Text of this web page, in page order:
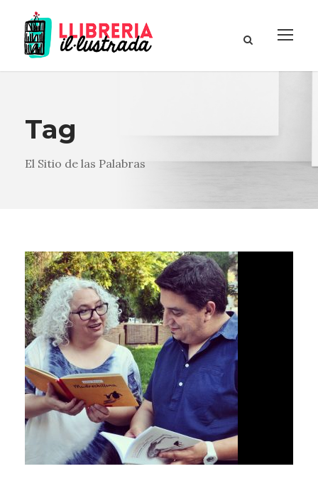
Tag
El Sitio de las Palabras